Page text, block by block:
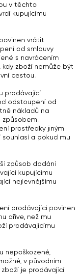
v těchto
kupujícímu
vrátit
od smlouvy
s navrácením
zboží nemůže být
cestou.
prodávající
odstoupení od
nákladů na
prostředky jiným
a pokud mu
způsob dodání
kupujícímu
nejlevnějšímu
prodávající povinen
dříve, než mu
prodávajícímu
nepoškozené,
v původním
zboží je prodávající